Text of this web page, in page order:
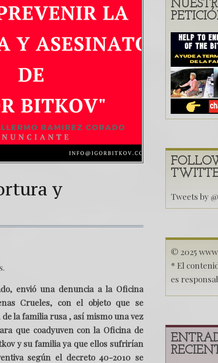
Una señal de
7. NUESTRA LUCHA
y
envió una denuncia a la Oficina
Crueles, con el objeto que se
de la familia rusa , así mismo una vez
que coadyuven con la Oficina de
y su familia ya que ellos sufrirían
según el decreto 40-2010 se
Tweets by
© 2025
* El
es